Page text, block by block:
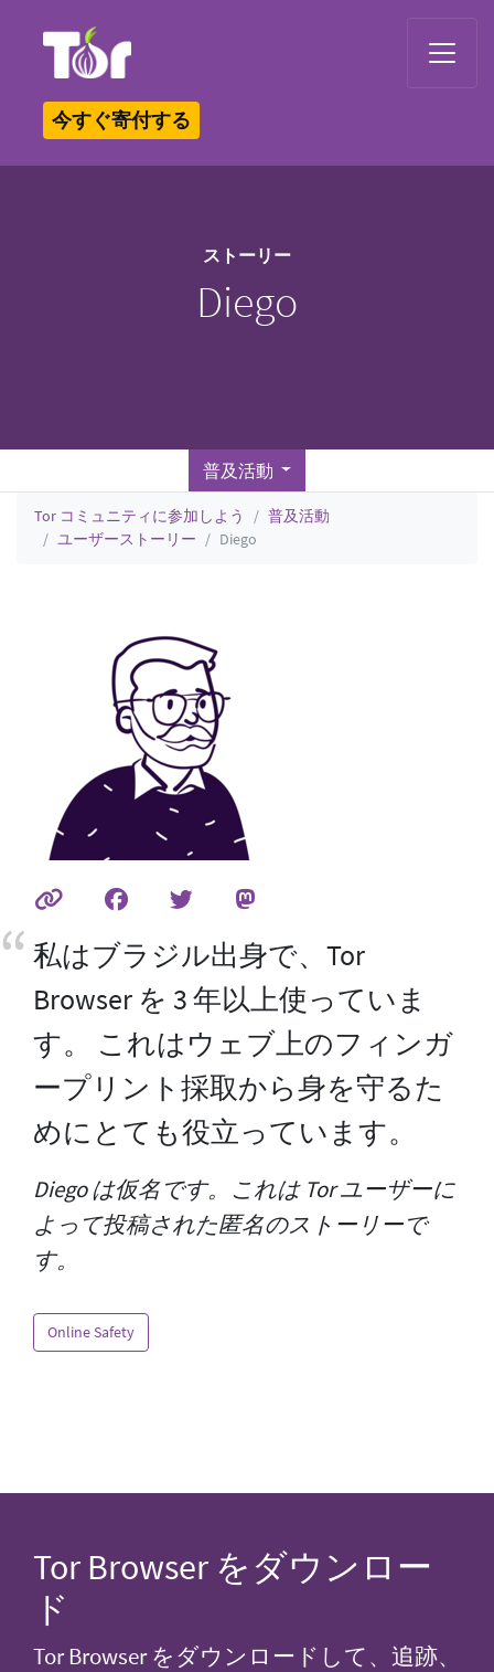
今すぐ寄付する
ストーリー
Diego
普及活動
Tor コミュニティに参加しよう
普及活動
ユーザーストーリー
Diego
私はブラジル出身で、Tor
Browser を 3 年以上使っていま
す。 これはウェブ上のフィンガ
ープリント採取から身を守るた
めにとても役立っています。
Diego は仮名です。これは Tor ユーザーに
よって投稿された匿名のストーリーで
す。
Online Safety
Tor Browser をダウンロー
ド
Tor Browser をダウンロードして、追跡、